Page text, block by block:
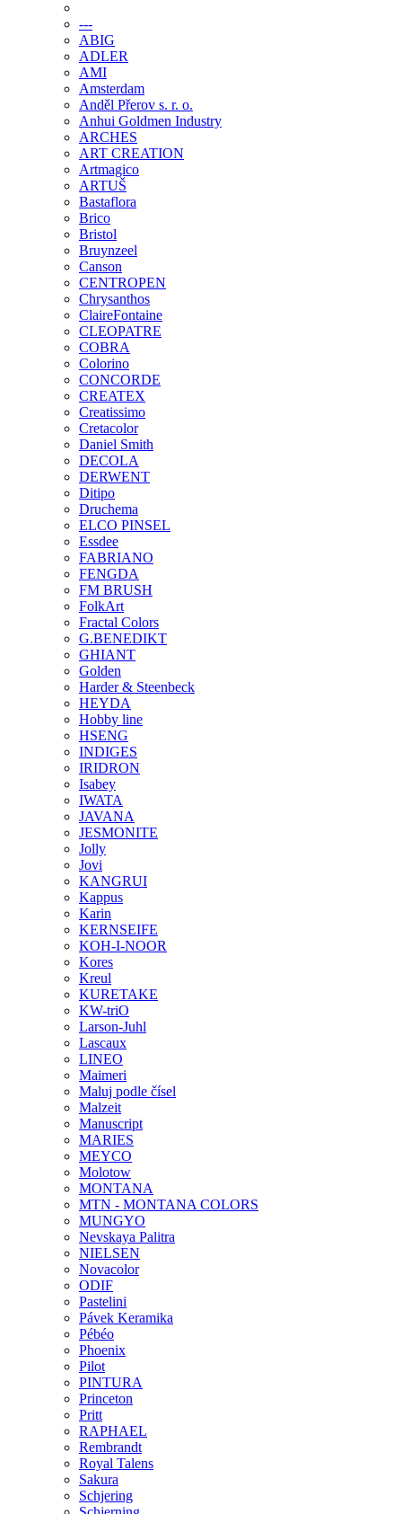
---
ABIG
ADLER
AMI
Amsterdam
Anděl Přerov s. r. o.
Anhui Goldmen Industry
ARCHES
ART CREATION
Artmagico
ARTUŠ
Bastaflora
Brico
Bristol
Bruynzeel
Canson
CENTROPEN
Chrysanthos
ClaireFontaine
CLEOPATRE
COBRA
Colorino
CONCORDE
CREATEX
Creatissimo
Cretacolor
Daniel Smith
DECOLA
DERWENT
Ditipo
Druchema
ELCO PINSEL
Essdee
FABRIANO
FENGDA
FM BRUSH
FolkArt
Fractal Colors
G.BENEDIKT
GHIANT
Golden
Harder & Steenbeck
HEYDA
Hobby line
HSENG
INDIGES
IRIDRON
Isabey
IWATA
JAVANA
JESMONITE
Jolly
Jovi
KANGRUI
Kappus
Karin
KERNSEIFE
KOH-I-NOOR
Kores
Kreul
KURETAKE
KW-triO
Larson-Juhl
Lascaux
LINEO
Maimeri
Maluj podle čísel
Malzeit
Manuscript
MARIES
MEYCO
Molotow
MONTANA
MTN - MONTANA COLORS
MUNGYO
Nevskaya Palitra
NIELSEN
Novacolor
ODIF
Pastelini
Pávek Keramika
Pébéo
Phoenix
Pilot
PINTURA
Princeton
Pritt
RAPHAEL
Rembrandt
Royal Talens
Sakura
Schjering